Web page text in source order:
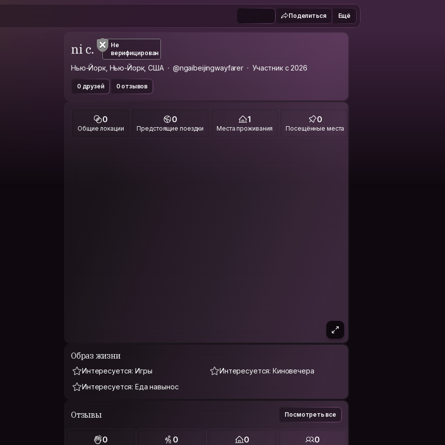
Поделиться Ещё
ni c.
Не
верифицирован
Нью-Йорк, Нью-Йорк, США @ngaibeijingwayfarer Участник с 2026
0 друзей 0 отзывов
0
Общие локации
0
Предстоящие поездки
1
Места проживания
0
Посещённые места
Образ жизни
Интересуется: Игры
Интересуется: Киновечера
Интересуется: Еда навынос
Отзывы Посмотреть все
0 0 0 0